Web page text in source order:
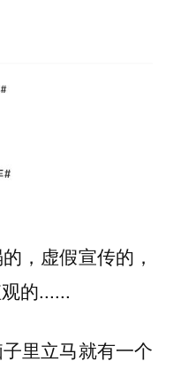
，虚假宣传的，
的......
里立马就有一个